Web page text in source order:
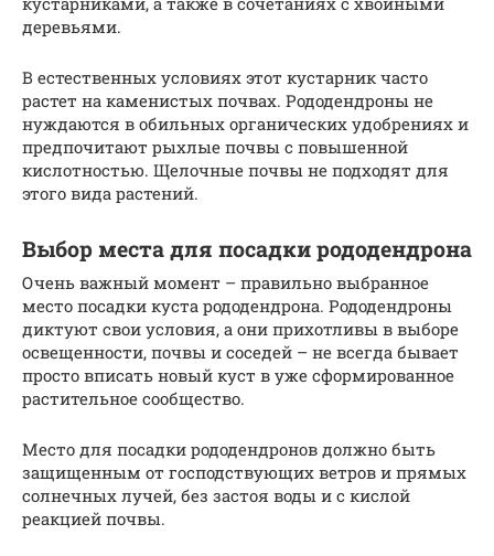
деревьями.
В естественных условиях этот кустарник часто
растет на каменистых почвах. Рододендроны не
нуждаются в обильных органических удобрениях и
предпочитают рыхлые почвы с повышенной
кислотностью. Щелочные почвы не подходят для
этого вида растений.
Выбор места для посадки рододендрона
Очень важный момент – правильно выбранное
место посадки куста рододендрона. Рододендроны
диктуют свои условия, а они прихотливы в выборе
освещенности, почвы и соседей – не всегда бывает
просто вписать новый куст в уже сформированное
растительное сообщество.
Место для посадки рододендронов должно быть
защищенным от господствующих ветров и прямых
солнечных лучей, без застоя воды и с кислой
реакцией почвы.